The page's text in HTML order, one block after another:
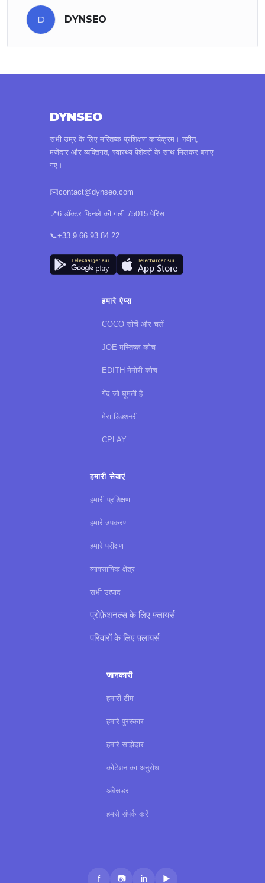
D DYNSEO
DYNSEO
सभी उम्र के लिए मस्तिष्क प्रशिक्षण कार्यक्रम। नवीन,
मजेदार और व्यक्तिगत, स्वास्थ्य पेशेवरों के साथ मिलकर बनाए
गए।
✉️contact@dynseo.com
📍6 डॉक्टर फिनले की गली 75015 पेरिस
📞+33 9 66 93 84 22
हमारे ऐप्स
COCO सोचें और चलें
JOE मस्तिष्क कोच
EDITH मेमोरी कोच
गेंद जो घूमती है
मेरा डिक्शनरी
CPLAY
हमारी सेवाएं
हमारी प्रशिक्षण
हमारे उपकरण
हमारे परीक्षण
व्यावसायिक क्षेत्र
सभी उत्पाद
प्रोफ़ेशनल्स के लिए फ़्लायर्स
परिवारों के लिए फ़्लायर्स
जानकारी
हमारी टीम
हमारे पुरस्कार
हमारे साझेदार
कोटेशन का अनुरोध
अंबेसडर
हमसे संपर्क करें
f 📷 in ▶